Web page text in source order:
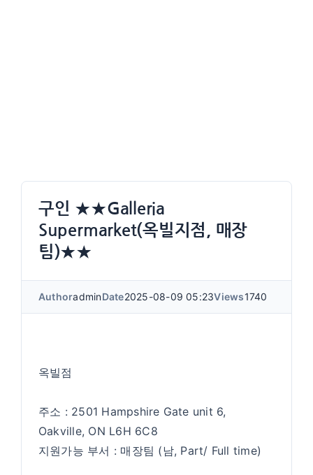
구인 ★★Galleria
Supermarket(옥빌지점, 매장
팀)★★
AuthoradminDate2025-08-09 05:23Views1740
옥빌점
주소 : 2501 Hampshire Gate unit 6,
Oakville, ON L6H 6C8
지원가능 부서 : 매장팀 (남, Part/ Full time)